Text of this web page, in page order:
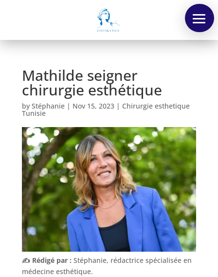
Nos
Tarifs
Mathilde seigner
chirurgie esthétique
by Stéphanie| Nov 15, 2023| Chirurgie esthetique
Tunisie
✍️ Rédigé par : Stéphanie, rédactrice spécialisée en
médecine esthétique.